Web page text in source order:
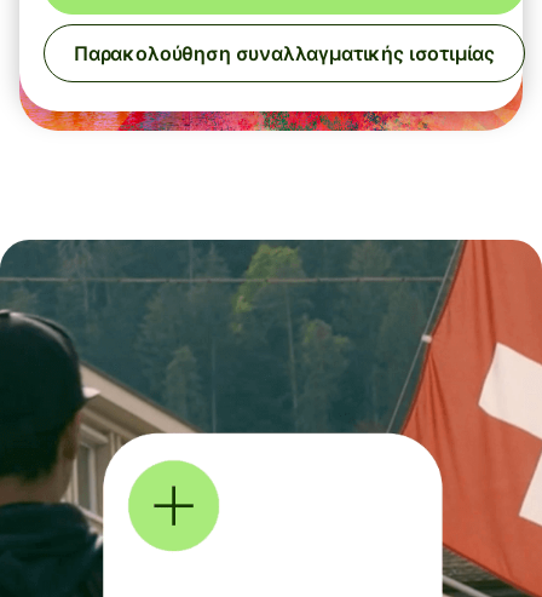
Παρακολούθηση συναλλαγματικής ισοτιμίας